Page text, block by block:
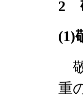
2
(1)
重